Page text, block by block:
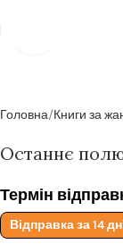
Головна Книги за
Останнє
Термін
Відправка за 14